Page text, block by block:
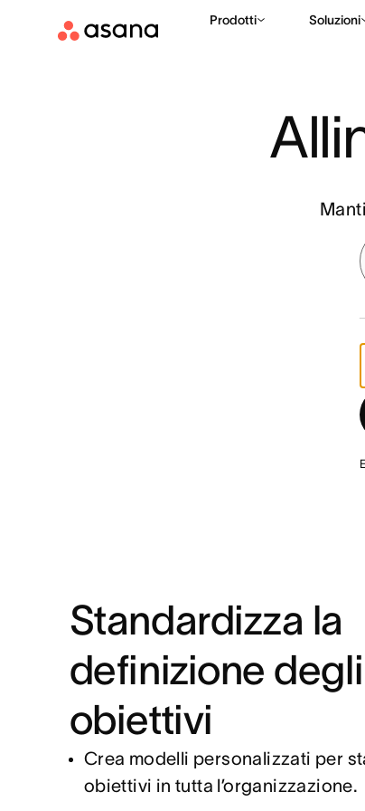
Prodotti Soluzioni
Standardizza la
definizione degli
obiettivi
Crea modelli personalizzati per
obiettivi in tutta l’organizzazione.